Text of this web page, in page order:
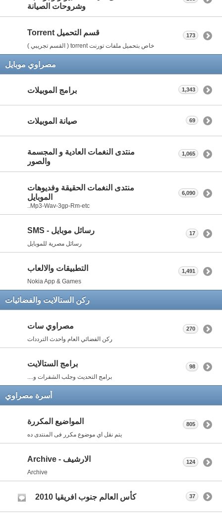
وشروحات الصيانة
قسم التحميل Torrent
خاص بتحميل ملفات تورنت torrent ( القسم تجريبي )
173
مصراوي موبايل
برامج الموبيلات 1,343
صيانة الموبيلات 69
منتدى النغمات العادية و المجسمة
والصور
1,065
منتدى النغمات الحقيقة وفديوهات
الموبايل
Mp3-Wav-3gp-Rm-etc..
6,090
رسائل موبايل - SMS
رسائل مصرية للموبايل
17
التطبيقات والالعاب
Nokia App & Games
1,491
ركن الستالايت والفضائيات
مصراوي سات
ركن الفضائي العام واحدث الترددات
270
برامج الستالايت
برامج التحديث وجلب الشفرات و....
98
أسرة مصراوي
المواضيع المكررة
يتم نقل اي موضوع مكرر فى المنتدى ده
805
الارشيف - Archive
Archive
124
كأس العالم جنوب افريقيا 2010 37